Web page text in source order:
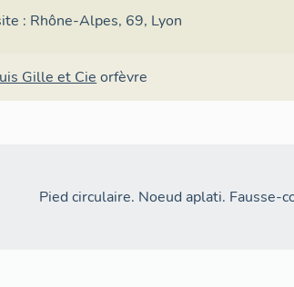
: Rhône-Alpes, 69, Lyon
Gille et Cie orfèvre
Pied circulaire. Noeud aplati. Fausse-